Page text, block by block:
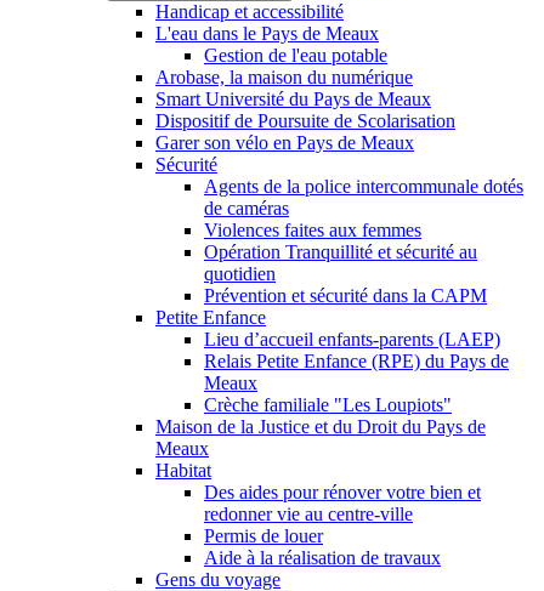
Handicap et accessibilité
L'eau dans le Pays de Meaux
Gestion de l'eau potable
Arobase, la maison du numérique
Smart Université du Pays de Meaux
Dispositif de Poursuite de Scolarisation
Garer son vélo en Pays de Meaux
Sécurité
Agents de la police intercommunale dotés
de caméras
Violences faites aux femmes
Opération Tranquillité et sécurité au
quotidien
Prévention et sécurité dans la CAPM
Petite Enfance
Lieu d’accueil enfants-parents (LAEP)
Relais Petite Enfance (RPE) du Pays de
Meaux
Crèche familiale "Les Loupiots"
Maison de la Justice et du Droit du Pays de
Meaux
Habitat
Des aides pour rénover votre bien et
redonner vie au centre-ville
Permis de louer
Aide à la réalisation de travaux
Gens du voyage